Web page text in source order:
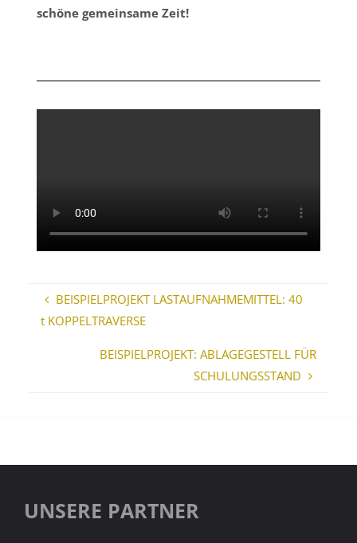
schöne gemeinsame Zeit!
BEISPIELPROJEKT LASTAUFNAHMEMITTEL: 40
t KOPPELTRAVERSE
BEISPIELPROJEKT: ABLAGEGESTELL FÜR
SCHULUNGSSTAND
UNSERE PARTNER